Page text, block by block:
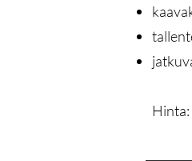
Hinta: